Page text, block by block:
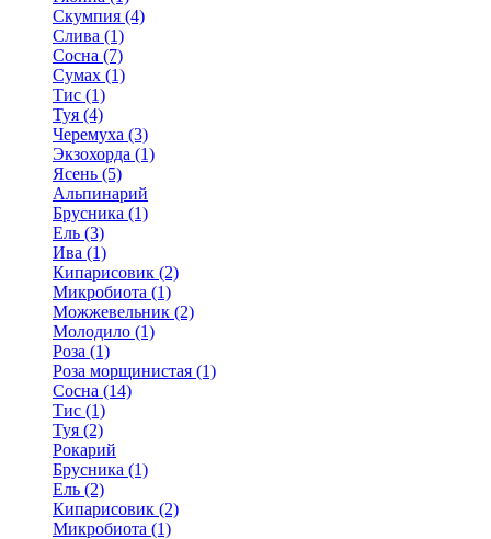
Скумпия (4)
Слива (1)
Сосна (7)
Сумах (1)
Тис (1)
Туя (4)
Черемуха (3)
Экзохорда (1)
Ясень (5)
Альпинарий
Брусника (1)
Ель (3)
Ива (1)
Кипарисовик (2)
Микробиота (1)
Можжевельник (2)
Молодило (1)
Роза (1)
Роза морщинистая (1)
Сосна (14)
Тис (1)
Туя (2)
Рокарий
Брусника (1)
Ель (2)
Кипарисовик (2)
Микробиота (1)